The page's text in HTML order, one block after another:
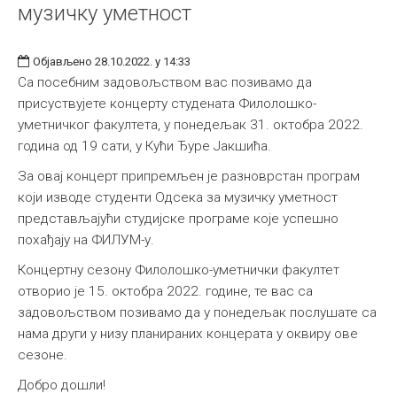
музичку уметност
Објављено 28.10.2022. у 14:33
Са посебним задовољством вас позивамо да
присуствујете концерту студената Филолошко-
уметничког факултета, у понедељак 31. октобра 2022.
година од 19 сати, у Кући Ђуре Јакшића.
За овај концерт припремљен је разноврстан програм
који изводе студенти Одсека за музичку уметност
представљајући студијске програме које успешно
похађају на ФИЛУМ-у.
Концертну сезону Филолошко-уметнички факултет
отворио је 15. октобра 2022. године, те вас са
задовољством позивамо да у понедељак послушате са
нама други у низу планираних концерата у оквиру ове
сезоне.
Добро дошли!